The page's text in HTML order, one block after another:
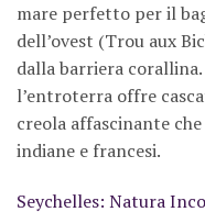
mare perfetto per il
dell’ovest (Trou aux
dalla barriera
l’entroterra offre
creola affascinante
indiane e francesi.
Seychelles: Natura